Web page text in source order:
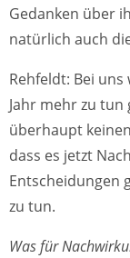
Gedanken über
natürlich auch
Rehfeldt: Bei
Jahr mehr zu
überhaupt
dass es jetzt
Entscheidungen
zu tun.
Was für